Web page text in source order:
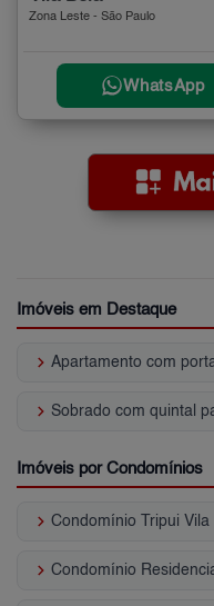
Zona Leste - São Paulo
WhatsApp
Imóveis em Destaque
keyboard_arrow_right
keyboard_arrow_right Sobrado com quintal
Imóveis por Condomínios
keyboard_arrow_right Condomínio Tripui Vila
keyboard_arrow_right Condomínio